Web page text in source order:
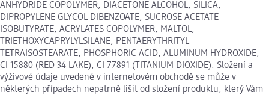
ANHYDRIDE COPOLYMER, DIACETONE ALCOHOL, SILICA,
DIPROPYLENE GLYCOL DIBENZOATE, SUCROSE ACETATE
ISOBUTYRATE, ACRYLATES COPOLYMER, MALTOL,
TRIETHOXYCAPRYLYLSILANE, PENTAERYTHRITYL
TETRAISOSTEARATE, PHOSPHORIC ACID, ALUMINUM HYDROXIDE,
CI 15880 (RED 34 LAKE), CI 77891 (TITANIUM DIOXIDE). Složení a
výživové údaje uvedené v internetovém obchodě se může v
některých případech nepatrně lišit od složení produktu, který Vám